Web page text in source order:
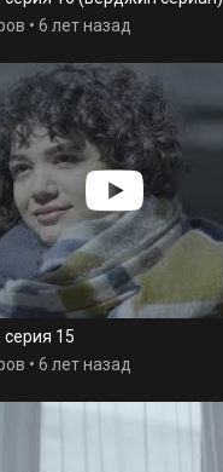
• 6 лет назад
15
• 6 лет назад